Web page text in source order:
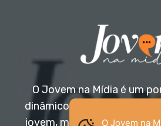
O Jovem na Mídia é um
dinâmico e acessível,
jovem, mas aberto a todas
O Jovem na